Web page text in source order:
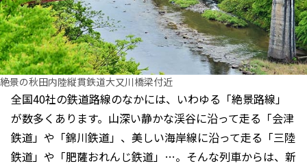
絶景の秋田内陸縦貫鉄道大又川橋梁付近
全国40社の鉄道路線のなかには、いわゆる「絶景路線」
が数多くあります。山深い静かな渓谷に沿って走る「会津
鉄道」や「錦川鉄道」、美しい海岸線に沿って走る「三陸
鉄道」や「肥薩おれんじ鉄道」…。そんな列車からは、新